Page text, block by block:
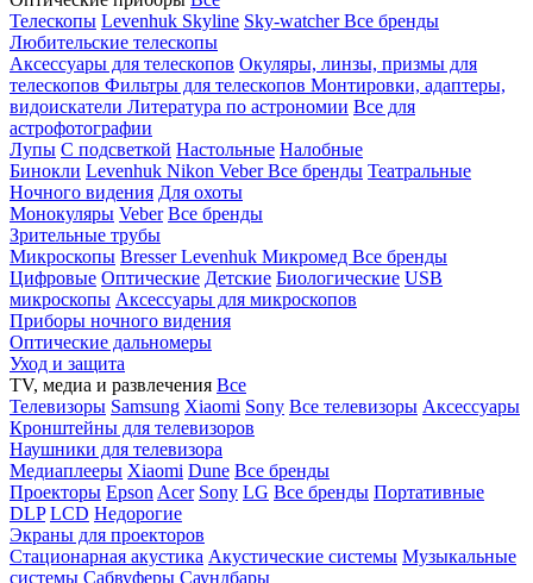
Телескопы Levenhuk Skyline Sky-watcherВсе бренды
Любительские телескопы
Аксессуары для телескопов Окуляры, линзы, призмы для
телескопов Фильтры для телескопов Монтировки, адаптеры,
видоискатели Литература по астрономии Все для
астрофотографии
Лупы С подсветкой Настольные Налобные
Бинокли Levenhuk Nikon VeberВсе бренды Театральные
Ночного видения Для охоты
Монокуляры Veber Все бренды
Зрительные трубы
Микроскопы BresserLevenhuk Микромед Все бренды
Цифровые Оптические Детские Биологические USB
микроскопы Аксессуары для микроскопов
Приборы ночного видения
Оптические дальномеры
Уход и защита
TV, медиа и развлечения Все
Телевизоры Samsung Xiaomi Sony Все телевизоры Аксессуары
Кронштейны для телевизоров
Наушники для телевизора
Медиаплееры Xiaomi Dune Все бренды
Проекторы Epson Acer Sony LG Все бренды Портативные
DLP LCD Недорогие
Экраны для проекторов
Стационарная акустика Акустические системы Музыкальные
системы Сабвуферы Саундбары